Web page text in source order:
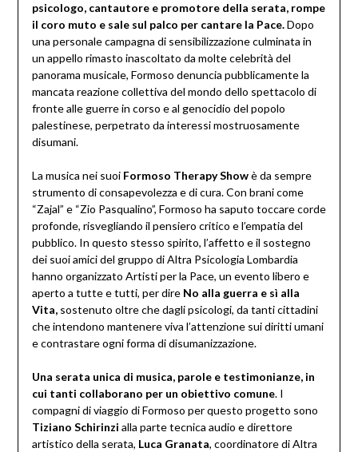
psicologo, cantautore e promotore della serata, rompe
il coro muto e sale sul palco per cantare la Pace.Dopo
una personale campagna di sensibilizzazione culminata in
un appello rimasto inascoltato da molte celebrità del
panorama musicale, Formoso denuncia pubblicamente la
mancata reazione collettiva del mondo dello spettacolo di
fronte alle guerre in corso e al genocidio del popolo
palestinese, perpetrato da interessi mostruosamente
disumani.
La musica nei suoi Formoso Therapy Showè da sempre
strumento di consapevolezza e di cura. Con brani come
“Zajal” e “Zio Pasqualino”, Formoso ha saputo toccare corde
profonde, risvegliando il pensiero critico e l’empatia del
pubblico. In questo stesso spirito, l’affetto e il sostegno
dei suoi amici del gruppo di Altra Psicologia Lombardia
hanno organizzato Artisti per la Pace, un evento libero e
aperto a tutte e tutti, per dire No alla guerra e sì alla
Vita,sostenuto oltre che dagli psicologi, da tanti cittadini
che intendono mantenere viva l’attenzione sui diritti umani
e contrastare ogni forma di disumanizzazione.
Una serata unica di musica, parole e testimonianze, in
cui tanti collaborano per un obiettivo comune. I
compagni di viaggio di Formoso per questo progetto sono
Tiziano Schirinzi alla parte tecnica audio e direttore
artistico della serata, Luca Granata, coordinatore di Altra